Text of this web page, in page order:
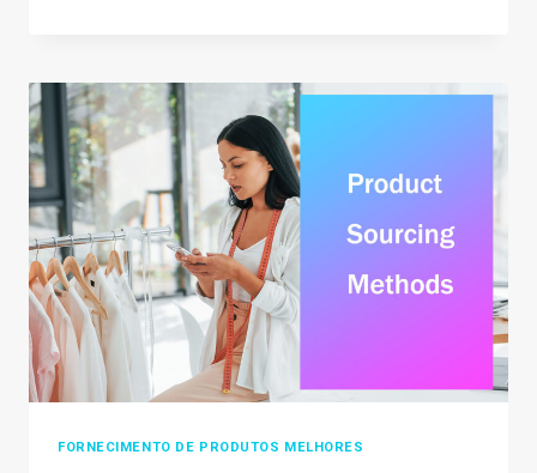
2026:
BEGINNERS
FORNECIMENTO DE PRODUTOS MELHORES